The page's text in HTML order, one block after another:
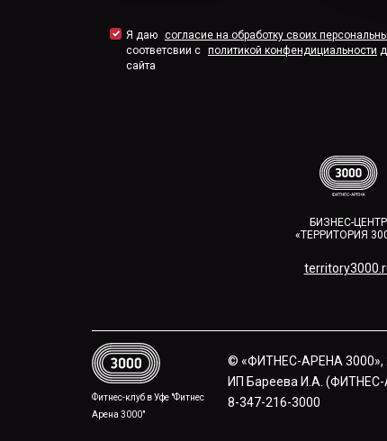
Я даю согласие на обработку своих
соответсвии с политикой конфендициальности
сайта
БИЗНЕС-ЦЕНТР
«ТЕРРИТОРИЯ
Фитнес-клуб в Уфе "Фитнес
Арена 3000"
© «ФИТНЕС-АРЕНА 3000»,
ИП Бареева И.А. (ФИТНЕС-
8-347-216-3000